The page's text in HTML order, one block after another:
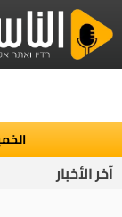
الخميس 6
آخر الأخبار